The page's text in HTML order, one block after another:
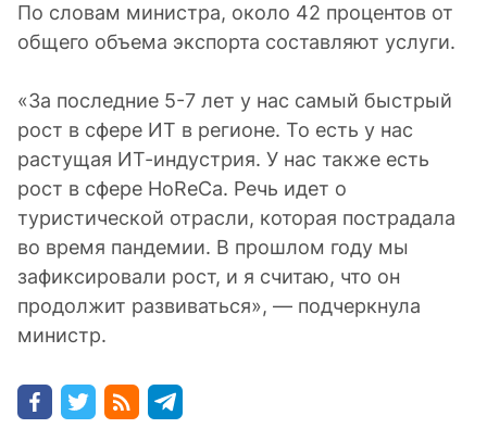
По словам министра, около 42 процентов от
общего объема экспорта составляют услуги.
«За последние 5-7 лет у нас самый быстрый
рост в сфере ИТ в регионе. То есть у нас
растущая ИТ-индустрия. У нас также есть
рост в сфере HoReCa. Речь идет о
туристической отрасли, которая пострадала
во время пандемии. В прошлом году мы
зафиксировали рост, и я считаю, что он
продолжит развиваться», — подчеркнула
министр.